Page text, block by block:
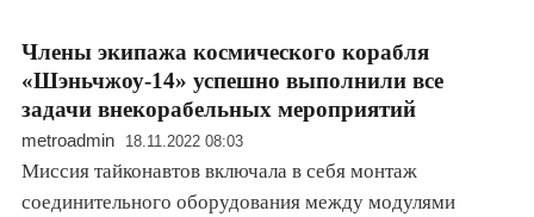
Члены экипажа космического корабля
«Шэньчжоу-14» успешно выполнили все
задачи внекорабельных мероприятий
metroadmin 18.11.2022 08:03
Миссия тайконавтов включала в себя монтаж
соединительного оборудования между модулями